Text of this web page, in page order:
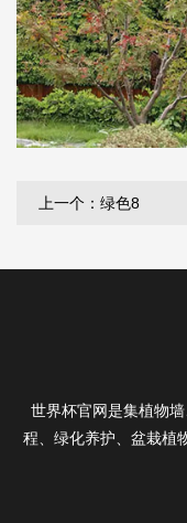
上一个：绿色8
世界杯官网是集植物
程、绿化养护、盆栽植